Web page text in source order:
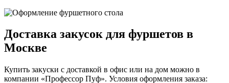
Доставка закусок для фуршетов в
Москве
Купить закуски с доставкой в офис или на дом можно в
компании «Профессор Пуф». Условия оформления заказа: